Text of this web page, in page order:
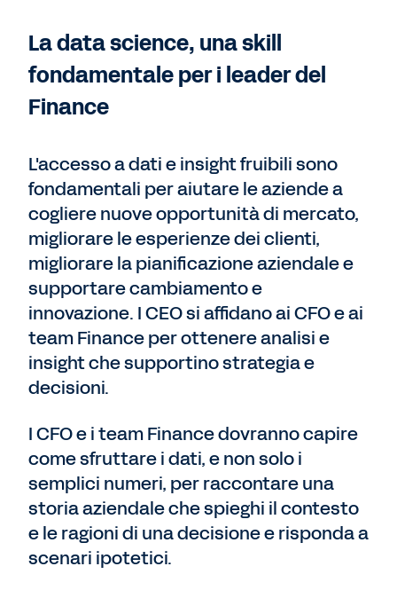
La data science, una skill
fondamentale per i leader del
Finance
L'accesso a dati e insight fruibili sono
fondamentali per aiutare le aziende a
cogliere nuove opportunità di mercato,
migliorare le esperienze dei clienti,
migliorare la pianificazione aziendale e
supportare cambiamento e
innovazione. I CEO si affidano ai CFO e ai
team Finance per ottenere analisi e
insight che supportino strategia e
decisioni.
I CFO e i team Finance dovranno capire
come sfruttare i dati, e non solo i
semplici numeri, per raccontare una
storia aziendale che spieghi il contesto
e le ragioni di una decisione e risponda a
scenari ipotetici.